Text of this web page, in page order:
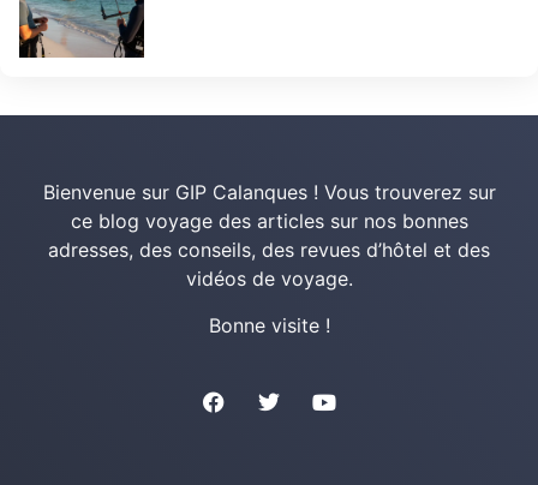
Bienvenue sur GIP Calanques ! Vous trouverez sur
ce blog voyage des articles sur nos bonnes
adresses, des conseils, des revues d’hôtel et des
vidéos de voyage.
Bonne visite !